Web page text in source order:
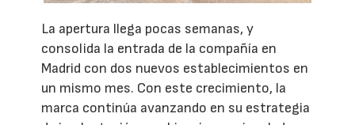
La apertura llega pocas semanas, y
consolida la entrada de la compañía en
Madrid con dos nuevos establecimientos en
un mismo mes. Con este crecimiento, la
marca continúa avanzando en su estrategia